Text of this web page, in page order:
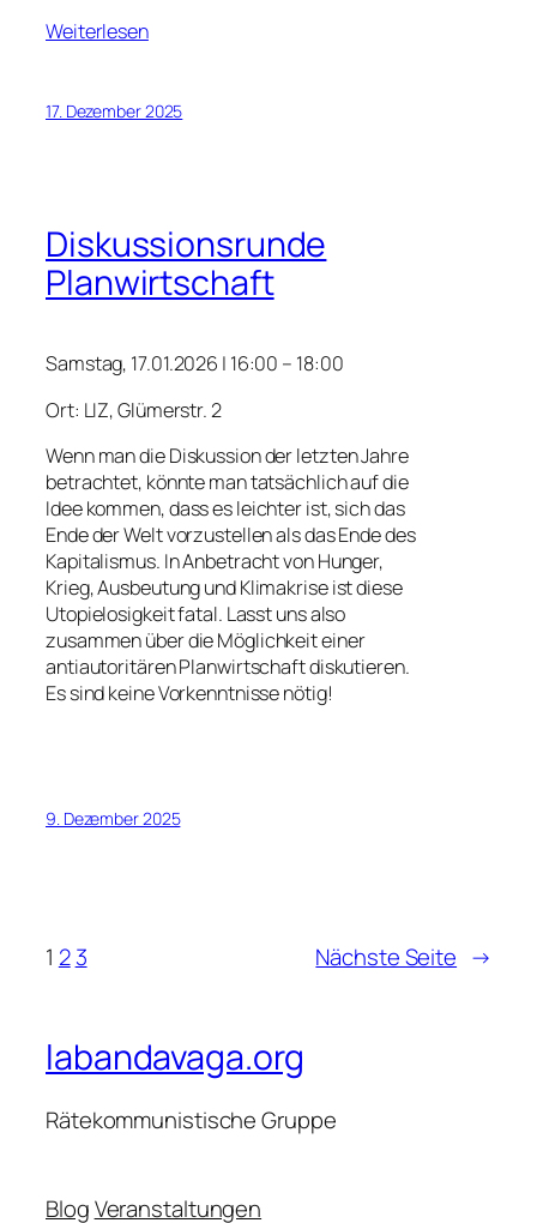
Weiterlesen
17. Dezember 2025
Diskussionsrunde
Planwirtschaft
Samstag, 17.01.2026 | 16:00 – 18:00
Ort: LIZ, Glümerstr. 2
Wenn man die Diskussion der letzten Jahre
betrachtet, könnte man tatsächlich auf die
Idee kommen, dass es leichter ist, sich das
Ende der Welt vorzustellen als das Ende des
Kapitalismus. In Anbetracht von Hunger,
Krieg, Ausbeutung und Klimakrise ist diese
Utopielosigkeit fatal. Lasst uns also
zusammen über die Möglichkeit einer
antiautoritären Planwirtschaft diskutieren.
Es sind keine Vorkenntnisse nötig!
9. Dezember 2025
1 2 3 Nächste Seite →
labandavaga.org
Rätekommunistische Gruppe
BlogVeranstaltungen